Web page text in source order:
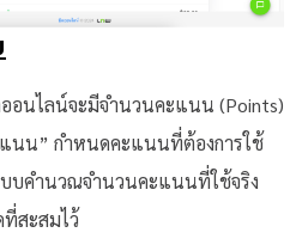
นไลน์จะมีจำนวนคะแนน (Points)
แนน” กำหนดคะแนนที่ต้องการใช้
บคำนวณจำนวนคะแนนที่ใช้จริง
สะสมไว้